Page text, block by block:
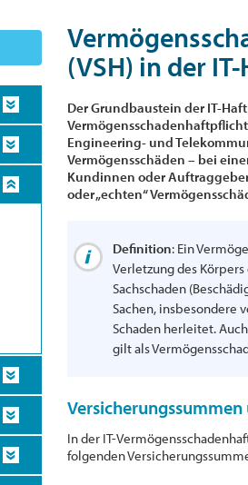
(VSH) in der
Der Grundbaustein der IT-
Engineering- und
Vermögensschäden – bei
Kundinnen oder
oder „echten“
Definition: Ein
Verletzung des
Sachschaden
Sachen, insbesondere
Schaden herleitet.
gilt als
In der IT-
folgenden